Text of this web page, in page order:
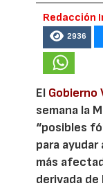
Redacción
2936
El Gobierno
semana la
“posibles
para
más
derivada de